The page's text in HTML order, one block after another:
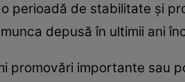
perioadă de stabilitate și
depusă în ultimii ani
promovări importante sau